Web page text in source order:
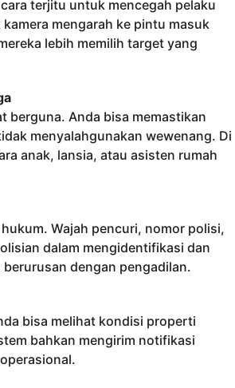
terjitu untuk mencegah pelaku
mengarah ke pintu masuk
lebih memilih target yang
berguna. Anda bisa memastikan
menyalahgunakan wewenang. Di
anak, lansia, atau asisten rumah
Wajah pencuri, nomor polisi,
dalam mengidentifikasi dan
dengan pengadilan.
bisa melihat kondisi properti
bahkan mengirim notifikasi